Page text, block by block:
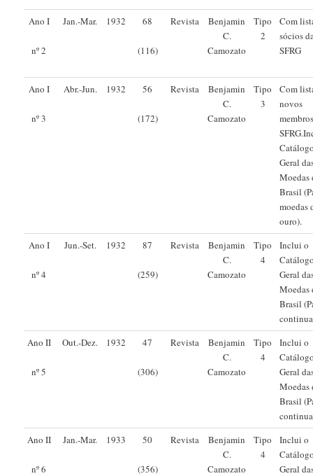
Ano I
nº 2
Jan.-Mar. 1932 68
(116)
Revista
Benjamin
C.
Camozato
Tipo
2
Com
sócios
SFRG
Ano I
nº 3
Abr.-Jun. 1932 56
(172)
Revista
Benjamin
C.
Camozato
Tipo
3
Com
novos
Geral
Moedas
Brasil
moedas
ouro).
Ano I
nº 4
Jun.-Set. 1932 87
(259)
Revista
Benjamin
C.
Camozato
Tipo
4
Inclui o
Geral
Moedas
Brasil
Ano II
nº 5
Out.-Dez. 1932 47
(306)
Revista
Benjamin
C.
Camozato
Tipo
4
Inclui o
Geral
Moedas
Brasil
Ano II
nº 6
Jan.-Mar. 1933 50
(356)
Revista
Benjamin
C.
Camozato
Tipo
4
Inclui o
Geral